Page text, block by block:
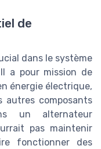
de
dans le système
a pour mission de
énergie électrique,
composants
un alternateur
pas maintenir
fonctionner des